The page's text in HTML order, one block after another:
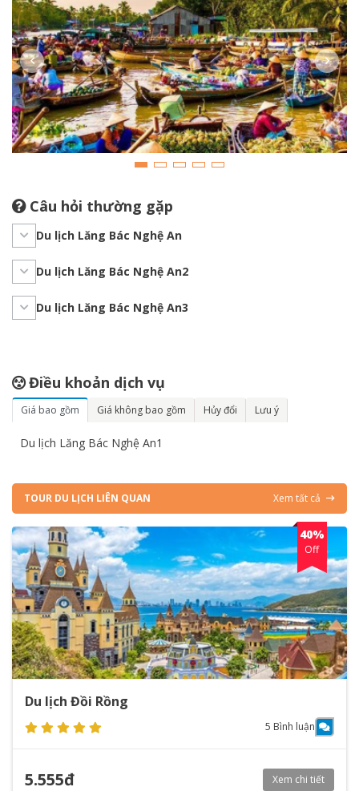
Câu hỏi thường gặp
Du lịch Lăng Bác Nghệ An
Du lịch Lăng Bác Nghệ An2
Du lịch Lăng Bác Nghệ An3
Điều khoản dịch vụ
Giá bao gồm Giá không bao gồm Hủy đổi Lưu ý
Du lịch Lăng Bác Nghệ An1
TOUR DU LỊCH LIÊN QUAN Xem tất cả
40%
Off
Du lịch Đồi Rồng
5 Bình luận
5.555đ Xem chi tiết